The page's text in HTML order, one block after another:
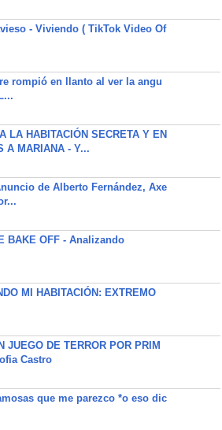
- Viviendo ( TikTok Video Of
rompió en llanto al ver la angu
LA HABITACIÓN SECRETA Y EN
A MARIANA - Y...
de Alberto Fernández, Axe
BAKE OFF - Analizando
MI HABITACIÓN: EXTREMO
JUEGO DE TERROR POR PRIM
Castro
que me parezco *o eso dic